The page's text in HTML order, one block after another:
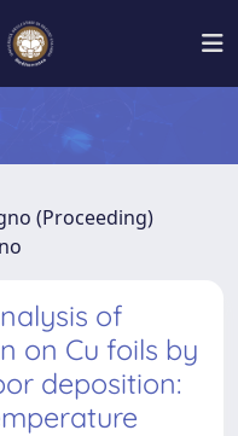
(Proceeding)
of
on Cu foils by
deposition: